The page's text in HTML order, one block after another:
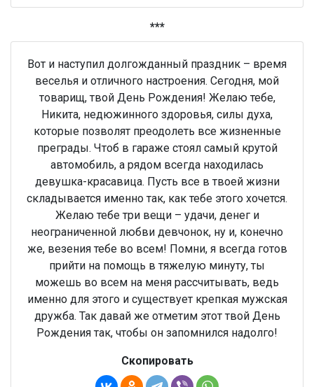
***
Вот и наступил долгожданный праздник – время
веселья и отличного настроения. Сегодня, мой
товарищ, твой День Рождения! Желаю тебе,
Никита, недюжинного здоровья, силы духа,
которые позволят преодолеть все жизненные
преграды. Чтоб в гараже стоял самый крутой
автомобиль, а рядом всегда находилась
девушка-красавица. Пусть все в твоей жизни
складывается именно так, как тебе этого хочется.
Желаю тебе три вещи – удачи, денег и
неограниченной любви девчонок, ну и, конечно
же, везения тебе во всем! Помни, я всегда готов
прийти на помощь в тяжелую минуту, ты
можешь во всем на меня рассчитывать, ведь
именно для этого и существует крепкая мужская
дружба. Так давай же отметим этот твой День
Рождения так, чтобы он запомнился надолго!
Скопировать